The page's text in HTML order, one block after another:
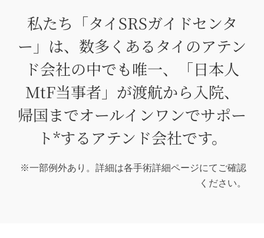
私たち「タイSRSガイドセンタ
ー」は、数多くあるタイのアテン
ド会社の中でも唯一、「日本人
MtF当事者」が渡航から入院、
帰国までオールインワンでサポー
ト*するアテンド会社です。
※一部例外あり。詳細は各手術詳細ページにてご確認
ください。